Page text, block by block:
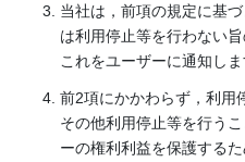
当社は，前項の規定に基
は利用停止等を行わない
これをユーザーに通知しま
前2項にかかわらず，利用
その他利用停止等を行う
ーの権利利益を保護する